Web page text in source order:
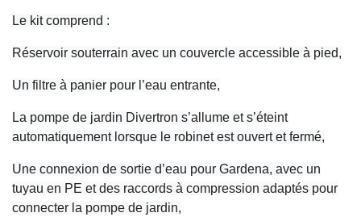
Le kit comprend :
Réservoir souterrain avec un couvercle accessible à pied,
Un filtre à panier pour l’eau entrante,
La pompe de jardin Divertron s’allume et s’éteint
automatiquement lorsque le robinet est ouvert et fermé,
Une connexion de sortie d’eau pour Gardena, avec un
tuyau en PE et des raccords à compression adaptés pour
connecter la pompe de jardin,